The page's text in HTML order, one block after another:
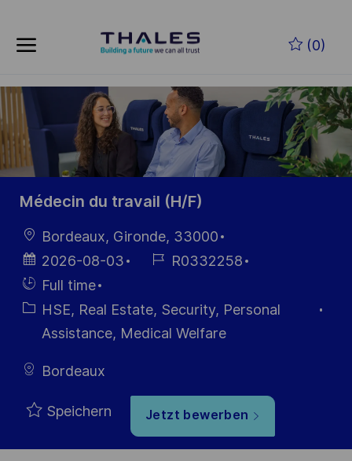
(0)
-
Médecin du travail (H/F)
Ort
Bordeaux, Gironde, 33000
Datum der
Veröffentlichung
2026-08-03
Job- R0332258
Einstellunngstyp
Full time
Kategorie
HSE, Real Estate, Security, Personal
Assistance, Medical Welfare
Bordeaux
Speichern Jetzt bewerben